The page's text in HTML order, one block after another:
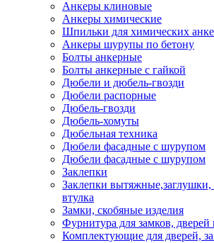
Анкеры клиновые
Анкеры химические
Шпильки для химических
Анкеры шурупы по бетону
Болты анкерные
Болты анкерные с гайкой
Дюбели и дюбель-гвозди
Дюбели распорные
Дюбель-гвозди
Дюбель-хомуты
Дюбельная техника
Дюбели фасадные с шурупом
Дюбели фасадные с шурупом
Заклепки
Заклепки вытяжные,заглушки,
втулка
Замки, скобяные изделия
Фурнитура для замков, дверей
Комплектующие для дверей,